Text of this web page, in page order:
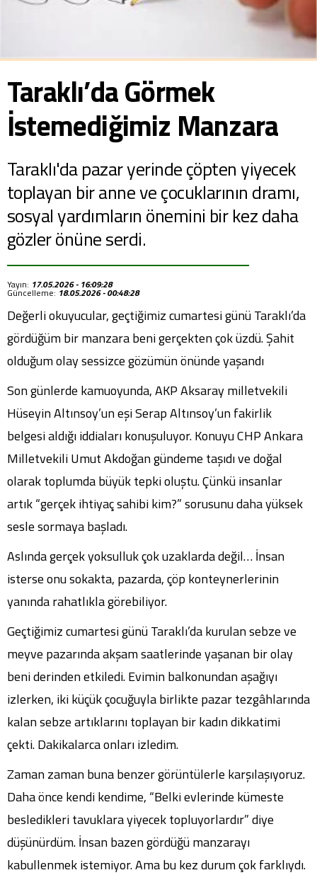
Taraklı’da Görmek
İstemediğimiz Manzara
Taraklı'da pazar yerinde çöpten yiyecek
toplayan bir anne ve çocuklarının dramı,
sosyal yardımların önemini bir kez daha
gözler önüne serdi.
Yayın: 17.05.2026 - 16:09:28
Güncelleme: 18.05.2026 - 00:48:28
Değerli okuyucular, geçtiğimiz cumartesi günü Taraklı’da
gördüğüm bir manzara beni gerçekten çok üzdü. Şahit
olduğum olay sessizce gözümün önünde yaşandı
Son günlerde kamuoyunda, AKP Aksaray milletvekili
Hüseyin Altınsoy’un eşi Serap Altınsoy’un fakirlik
belgesi aldığı iddiaları konuşuluyor. Konuyu CHP Ankara
Milletvekili Umut Akdoğan gündeme taşıdı ve doğal
olarak toplumda büyük tepki oluştu. Çünkü insanlar
artık “gerçek ihtiyaç sahibi kim?” sorusunu daha yüksek
sesle sormaya başladı.
Aslında gerçek yoksulluk çok uzaklarda değil… İnsan
isterse onu sokakta, pazarda, çöp konteynerlerinin
yanında rahatlıkla görebiliyor.
Geçtiğimiz cumartesi günü Taraklı’da kurulan sebze ve
meyve pazarında akşam saatlerinde yaşanan bir olay
beni derinden etkiledi. Evimin balkonundan aşağıyı
izlerken, iki küçük çocuğuyla birlikte pazar tezgâhlarında
kalan sebze artıklarını toplayan bir kadın dikkatimi
çekti. Dakikalarca onları izledim.
Zaman zaman buna benzer görüntülerle karşılaşıyoruz.
Daha önce kendi kendime, “Belki evlerinde kümeste
besledikleri tavuklara yiyecek topluyorlardır” diye
düşünürdüm. İnsan bazen gördüğü manzarayı
kabullenmek istemiyor. Ama bu kez durum çok farklıydı.